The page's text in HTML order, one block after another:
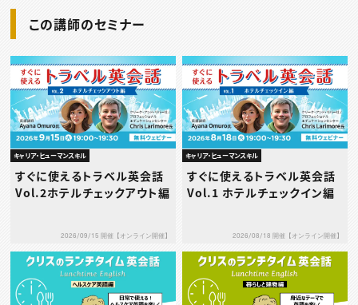
この講師のセミナー
キャリア・ヒューマンスキル
すぐに使えるトラベル英会話
Vol.2ホテルチェックアウト編
2026/09/15 開催【オンライン開催】
キャリア・ヒューマンスキル
すぐに使えるトラベル英会話
Vol.1 ホテルチェックイン編
2026/08/18 開催【オンライン開催】